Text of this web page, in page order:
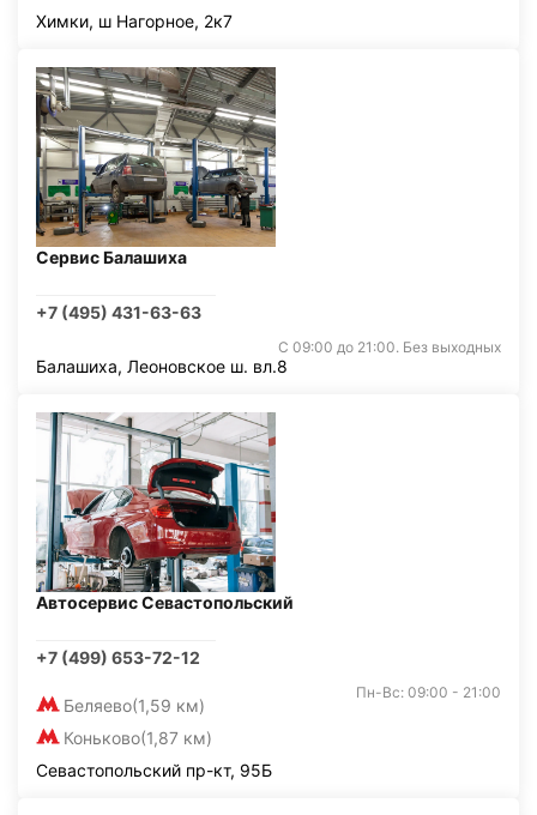
Химки, ш Нагорное, 2к7
Сервис Балашиха
+7 (495) 431-63-63
С 09:00 до 21:00. Без выходных
Балашиха, Леоновское ш. вл.8
Автосервис Севастопольский
+7 (499) 653-72-12
Беляево(1,59 км)
Коньково(1,87 км)
Пн-Вс: 09:00 - 21:00
Севастопольский пр-кт, 95Б